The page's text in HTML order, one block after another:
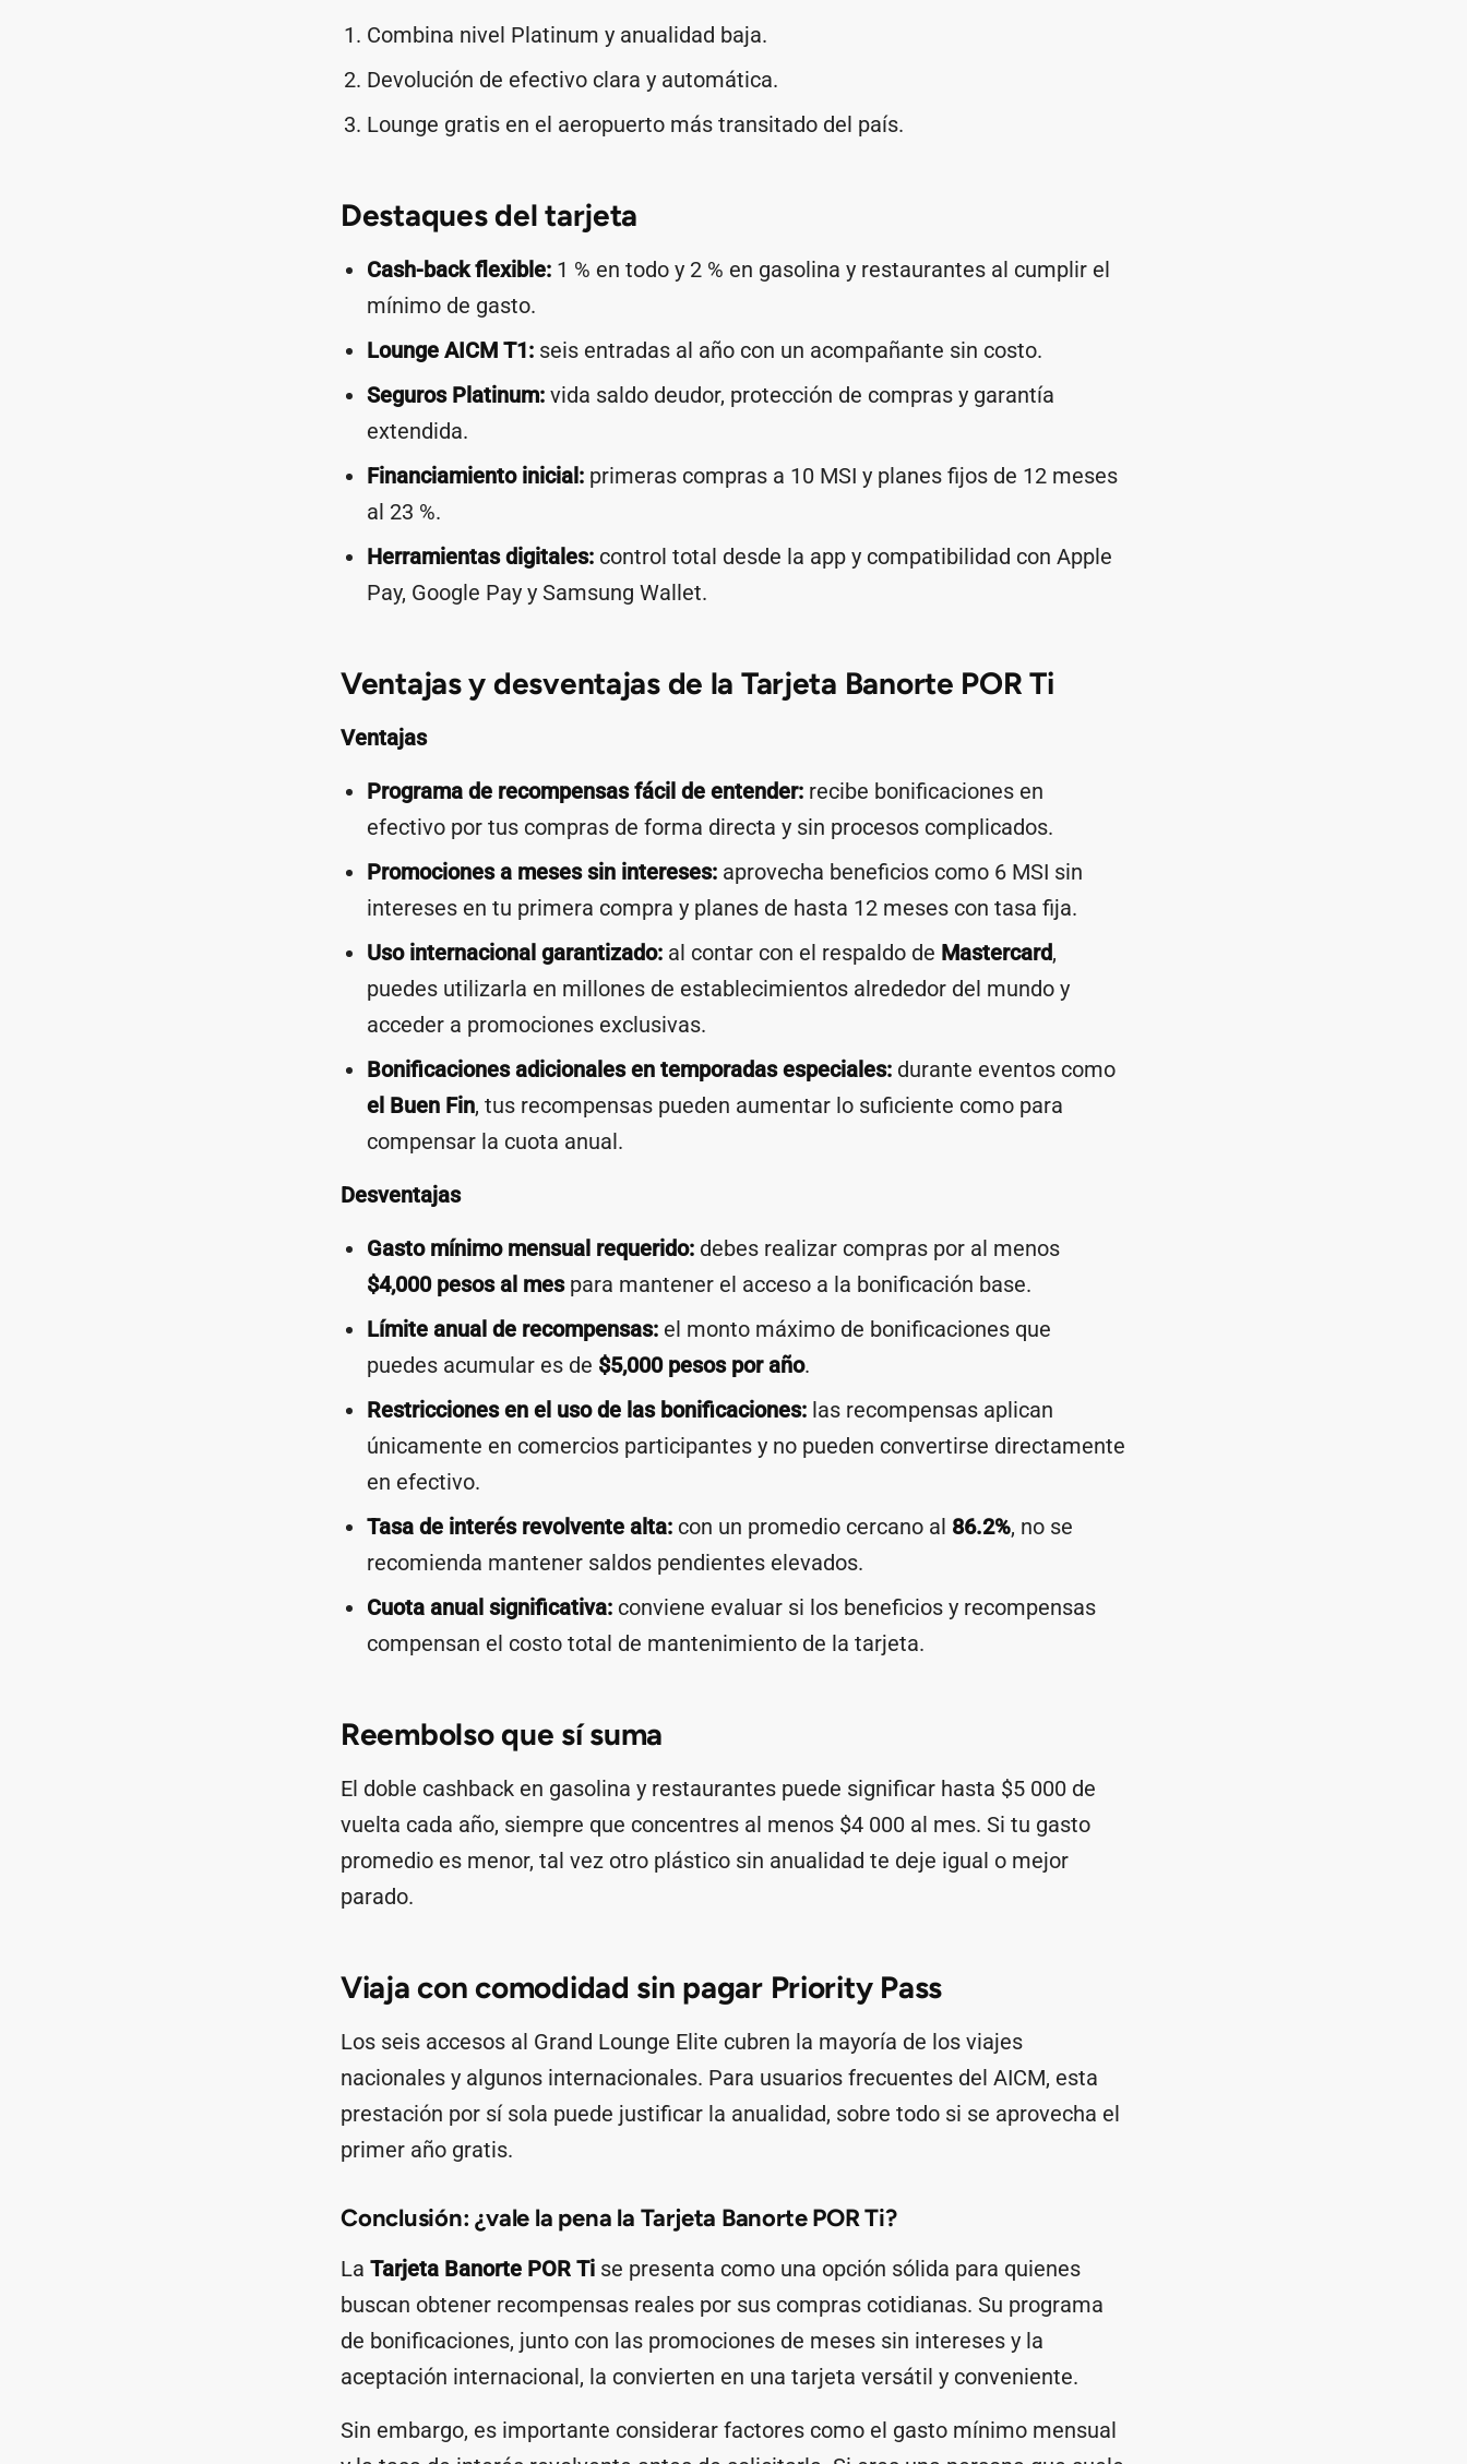
Combina nivel Platinum y anualidad baja.
Devolución de efectivo clara y automática.
Lounge gratis en el aeropuerto más transitado del país.
Destaques del tarjeta
Cash-back flexible: 1 % en todo y 2 % en gasolina y restaurantes al cumplir el
mínimo de gasto.
Lounge AICM T1: seis entradas al año con un acompañante sin costo.
Seguros Platinum: vida saldo deudor, protección de compras y garantía
extendida.
Financiamiento inicial: primeras compras a 10 MSI y planes fijos de 12 meses
al 23 %.
Herramientas digitales: control total desde la app y compatibilidad con Apple
Pay, Google Pay y Samsung Wallet.
Ventajas y desventajas de la Tarjeta Banorte POR Ti
Ventajas
Programa de recompensas fácil de entender: recibe bonificaciones en
efectivo por tus compras de forma directa y sin procesos complicados.
Promociones a meses sin intereses: aprovecha beneficios como 6 MSI sin
intereses en tu primera compra y planes de hasta 12 meses con tasa fija.
Uso internacional garantizado: al contar con el respaldo de Mastercard,
puedes utilizarla en millones de establecimientos alrededor del mundo y
acceder a promociones exclusivas.
Bonificaciones adicionales en temporadas especiales: durante eventos como
el Buen Fin, tus recompensas pueden aumentar lo suficiente como para
compensar la cuota anual.
Desventajas
Gasto mínimo mensual requerido: debes realizar compras por al menos
$4,000 pesos al mespara mantener el acceso a la bonificación base.
Límite anual de recompensas: el monto máximo de bonificaciones que
puedes acumular es de $5,000 pesos por año.
Restricciones en el uso de las bonificaciones: las recompensas aplican
únicamente en comercios participantes y no pueden convertirse directamente
en efectivo.
Tasa de interés revolvente alta: con un promedio cercano al 86.2%, no se
recomienda mantener saldos pendientes elevados.
Cuota anual significativa: conviene evaluar si los beneficios y recompensas
compensan el costo total de mantenimiento de la tarjeta.
Reembolso que sí suma
El doble cashback en gasolina y restaurantes puede significar hasta $5 000 de
vuelta cada año, siempre que concentres al menos $4 000 al mes. Si tu gasto
promedio es menor, tal vez otro plástico sin anualidad te deje igual o mejor
parado.
Viaja con comodidad sin pagar Priority Pass
Los seis accesos al Grand Lounge Elite cubren la mayoría de los viajes
nacionales y algunos internacionales. Para usuarios frecuentes del AICM, esta
prestación por sí sola puede justificar la anualidad, sobre todo si se aprovecha el
primer año gratis.
Conclusión: ¿vale la pena la Tarjeta Banorte POR Ti?
La Tarjeta Banorte POR Ti se presenta como una opción sólida para quienes
buscan obtener recompensas reales por sus compras cotidianas. Su programa
de bonificaciones, junto con las promociones de meses sin intereses y la
aceptación internacional, la convierten en una tarjeta versátil y conveniente.
Sin embargo, es importante considerar factores como el gasto mínimo mensual